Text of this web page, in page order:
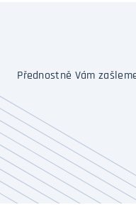
Přednostně Vám